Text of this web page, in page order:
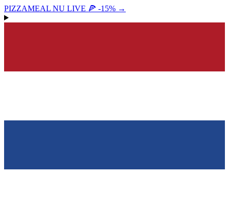
PIZZAMEAL NU LIVE 🍕 -15% →